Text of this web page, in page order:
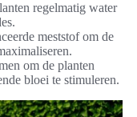
regelmatig water
meststof om de
om de planten
bloei te stimuleren.